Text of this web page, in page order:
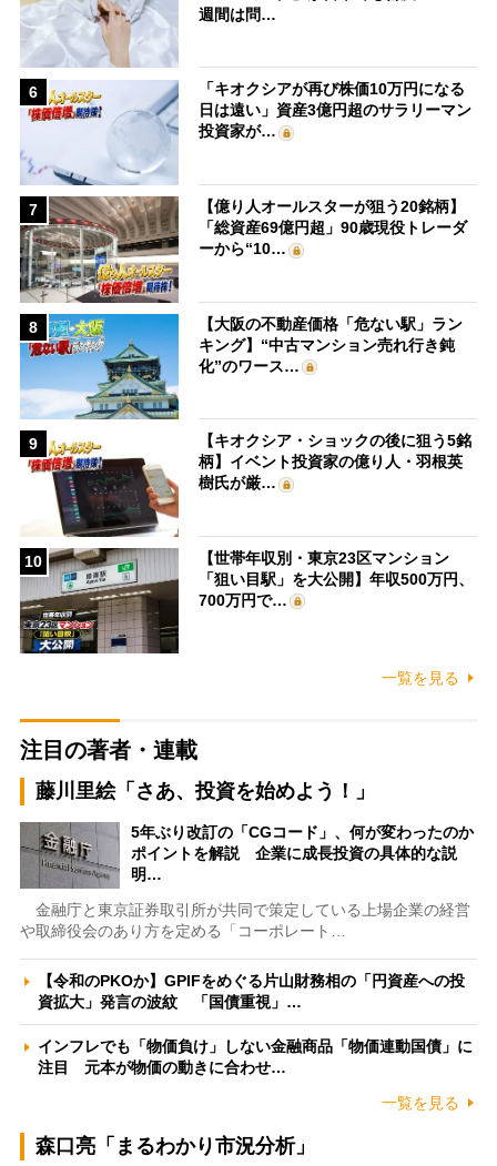
週間は問…
6
「キオクシアが再び株価10万円になる
日は遠い」資産3億円超のサラリーマン
投資家が…
7
【億り人オールスターが狙う20銘柄】
「総資産69億円超」90歳現役トレーダ
ーから“10…
8
【大阪の不動産価格「危ない駅」ラン
キング】“中古マンション売れ行き鈍
化”のワース…
9
【キオクシア・ショックの後に狙う5銘
柄】イベント投資家の億り人・羽根英
樹氏が厳…
10
【世帯年収別・東京23区マンション
「狙い目駅」を大公開】年収500万円、
700万円で…
一覧を見る
注目の著者・連載
藤川里絵「さあ、投資を始めよう！」
5年ぶり改訂の「CGコード」、何が変わったのか
ポイントを解説 企業に成長投資の具体的な説
明…
金融庁と東京証券取引所が共同で策定している上場企業の経営
や取締役会のあり方を定める「コーポレート…
【令和のPKOか】GPIFをめぐる片山財務相の「円資産への投
資拡大」発言の波紋 「国債重視」…
インフレでも「物価負け」しない金融商品「物価連動国債」に
注目 元本が物価の動きに合わせ…
一覧を見る
森口亮「まるわかり市況分析」